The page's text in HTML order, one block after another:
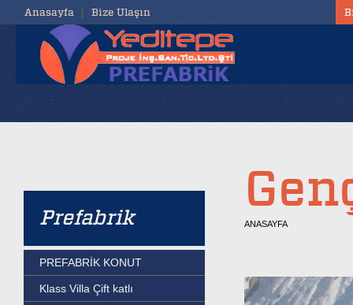
Anasayfa Bize Ulaşın
Prefabrik
PREFABRİK KONUT
Klass Villa Çift katlı
ANASAYFA